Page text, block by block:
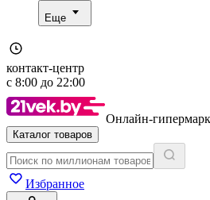
Еще
контакт-центр
с 8:00 до 22:00
Онлайн-
Каталог товаров
Избранное